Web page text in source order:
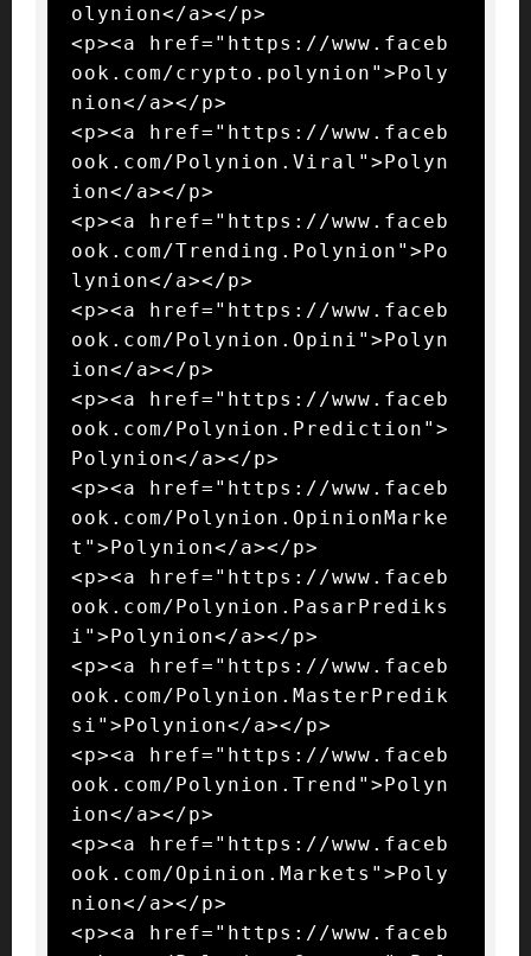
olynion</a></p>
<p><a href="https://www.faceb
ook.com/crypto.polynion">Poly
nion</a></p>
<p><a href="https://www.faceb
ook.com/Polynion.Viral">Polyn
ion</a></p>
<p><a href="https://www.faceb
ook.com/Trending.Polynion">Po
lynion</a></p>
<p><a href="https://www.faceb
ook.com/Polynion.Opini">Polyn
ion</a></p>
<p><a href="https://www.faceb
ook.com/Polynion.Prediction">
Polynion</a></p>
<p><a href="https://www.faceb
ook.com/Polynion.OpinionMarke
t">Polynion</a></p>
<p><a href="https://www.faceb
ook.com/Polynion.PasarPrediks
i">Polynion</a></p>
<p><a href="https://www.faceb
ook.com/Polynion.MasterPredik
si">Polynion</a></p>
<p><a href="https://www.faceb
ook.com/Polynion.Trend">Polyn
ion</a></p>
<p><a href="https://www.faceb
ook.com/Opinion.Markets">Poly
nion</a></p>
<p><a href="https://www.faceb